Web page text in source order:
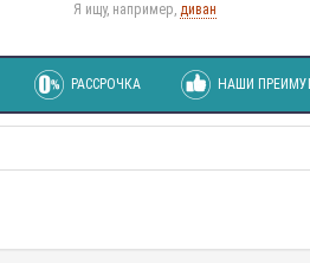
Я ищу, например, диван
РАССРОЧКА НАШИ